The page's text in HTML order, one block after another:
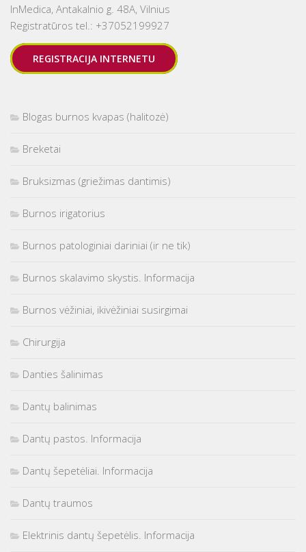
InMedica, Antakalnio g. 48A, Vilnius
Registratūros tel.: +37052199927
REGISTRACIJA INTERNETU
Blogas burnos kvapas (halitozė)
Breketai
Bruksizmas (griežimas dantimis)
Burnos irigatorius
Burnos patologiniai dariniai (ir ne tik)
Burnos skalavimo skystis. Informacija
Burnos vėžiniai, ikivėžiniai susirgimai
Chirurgija
Danties šalinimas
Dantų balinimas
Dantų pastos. Informacija
Dantų šepetėliai. Informacija
Dantų traumos
Elektrinis dantų šepetėlis. Informacija